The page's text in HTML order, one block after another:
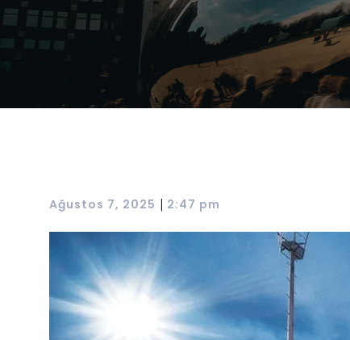
Ağustos 7, 2025 | 2:47 pm